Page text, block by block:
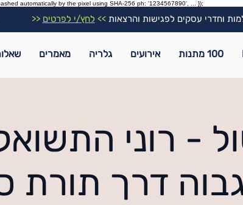
automatically by the pixel using SHA-256 ph: '1234567890', ... });
וחדרי עסקים לפגישות והרצאות>> לחץ/י לפרטים <<
100 מתנות אירועים גלריה מאמרים
- רוני
דרך תורת